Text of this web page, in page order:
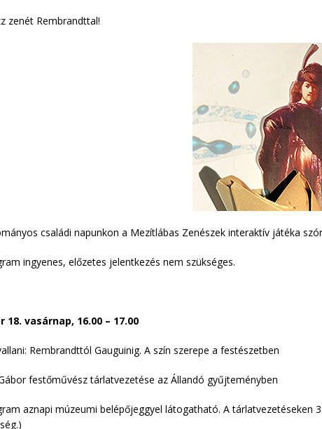
zenét Rembrandttal!
családi napunkon a Mezítlábas Zenészek interaktív játéka
ingyenes, előzetes jelentkezés nem szükséges.
18. vasárnap, 16.00 – 17.00
Rembrandttól Gauguinig. A szín szerepe a festészetben
festőművész tárlatvezetése az Állandó gyűjteményben
aznapi múzeumi belépőjeggyel látogatható. A tárlatvezetéseken